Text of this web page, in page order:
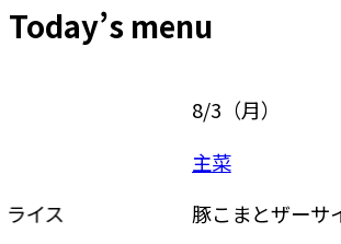
Today’s menu
豚こまとザーサイの梅蒸し豆腐